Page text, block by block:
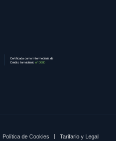
Certificada comoIntermediaria de
Crédito Inmobiliario n° D680
Política de Cookies Tarifario y Legal